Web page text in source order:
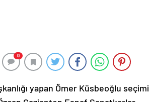
0
yapan Ömer Küsbeoğlu seçimi